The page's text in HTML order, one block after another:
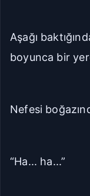
Aşağı
boyunca bir
Nefesi
“Ha... ha...”